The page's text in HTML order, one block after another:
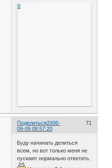
0
Поделиться 71
2006-
09-09 08:57:20
Буду начинать делиться
всем, но вот только меня не
пускают нормально ответить.